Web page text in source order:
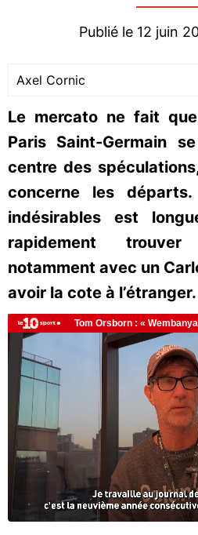
Publié le 12 juin
Axel Cornic
Le mercato ne fait
Paris Saint-Germain
centre des
concerne les
indésirables est
rapidement
notamment avec un
avoir la cote à l’étranger.